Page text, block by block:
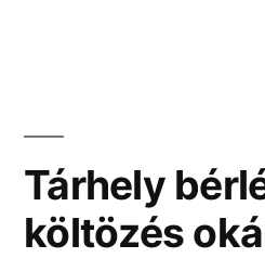
Tárhely
költözés